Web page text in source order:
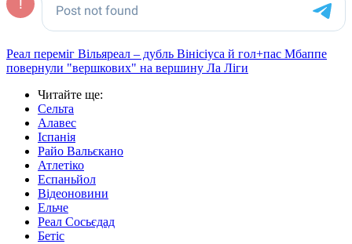
Реал переміг Вільяреал – дубль Вінісіуса й гол+пас Мбаппе
повернули "вершкових" на вершину Ла Ліги
Читайте ще:
Сельта
Алавес
Іспанія
Райо Вальєкано
Атлетіко
Еспаньйол
Відеоновини
Ельче
Реал Сосьєдад
Бетіс